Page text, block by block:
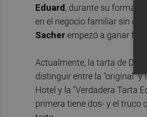
Eduard, durante su
en el negocio familiar sin
Sacher empezó a ganar
Actualmente, la tarta de
distinguir entre la "original" y
Hotel y la "Verdadera Tarta
primera tiene dos- y el truco